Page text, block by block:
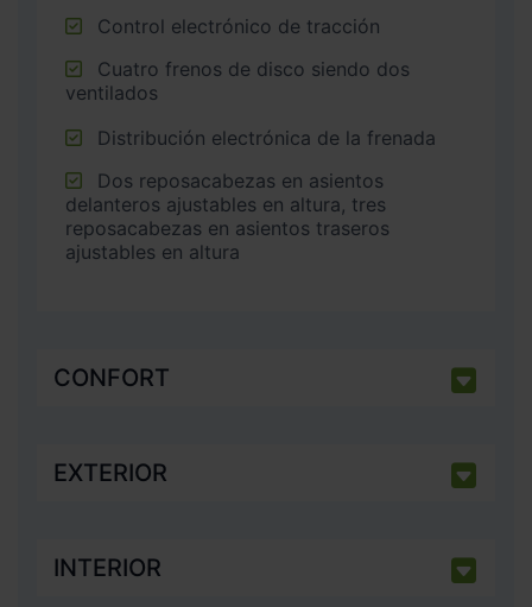
Control electrónico de tracción
ventilados
Distribución electrónica de la frenada
delanteros ajustables en altura, tres
reposacabezas en asientos traseros
ajustables en altura
CONFORT
EXTERIOR
INTERIOR